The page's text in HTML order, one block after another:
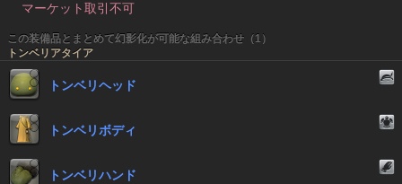
マーケット取引不可
この装備品とまとめて幻影化が可能な組み合わせ（1）
トンベリアタイア
トンベリヘッド
トンベリボディ
トンベリハンド